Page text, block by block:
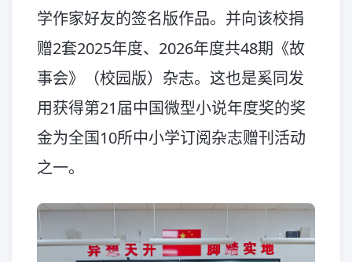
学作家好友的签名版作品。并向该校捐
赠2套2025年度、2026年度共48期《故
事会》（校园版）杂志。这也是奚同发
用获得第21届中国微型小说年度奖的奖
金为全国10所中小学订阅杂志赠刊活动
之一。